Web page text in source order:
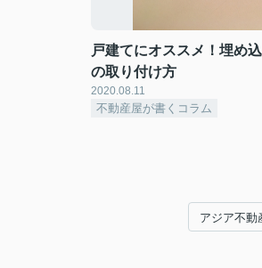
戸建てにオススメ！埋め
の取り付け方
2020.08.11
不動産屋が書くコラム
アジア不動